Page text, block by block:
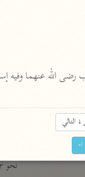
نحو ٣ مجلدات
↓التالي
ا-